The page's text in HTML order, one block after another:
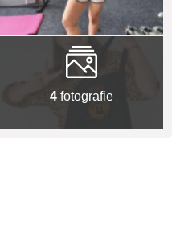
4 fotografie